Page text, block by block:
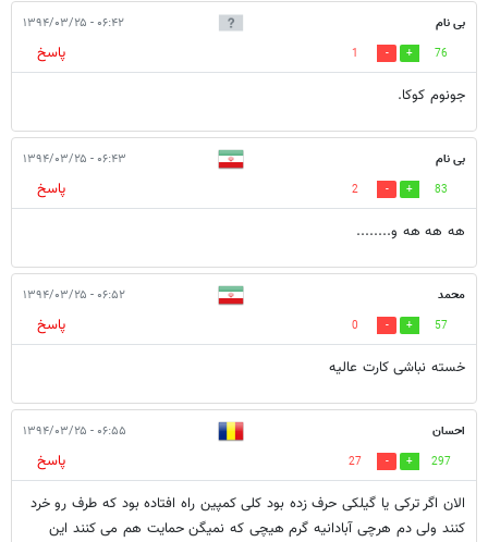
بی نام ۰۶:۴۲ - ۱۳۹۴/۰۳/۲۵
76
1
پاسخ
جونوم کوکا.
بی نام ۰۶:۴۳ - ۱۳۹۴/۰۳/۲۵
83
2
پاسخ
هه هه هه و........
محمد ۰۶:۵۲ - ۱۳۹۴/۰۳/۲۵
57
0
پاسخ
خسته نباشی کارت عالیه
احسان ۰۶:۵۵ - ۱۳۹۴/۰۳/۲۵
297
27
پاسخ
الان اگر ترکی یا گیلکی حرف زده بود کلی کمپین راه افتاده بود که طرف رو خرد
کنند ولی دم هرچی آبادانیه گرم هیچی که نمیگن حمایت هم می کنند این